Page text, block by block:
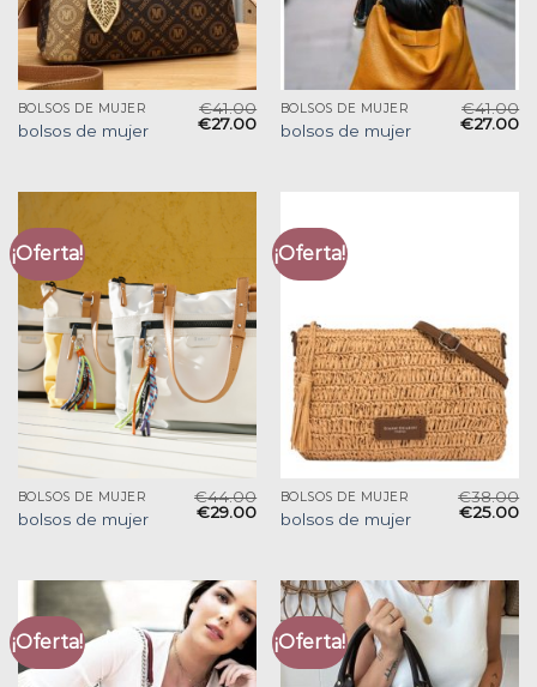
BOLSOS DE MUJER
bolsos de mujer
€41.00
€27.00
BOLSOS DE MUJER
bolsos de mujer
€41.00
€27.00
¡Oferta!
BOLSOS DE MUJER
bolsos de mujer
€44.00
€29.00
¡Oferta!
BOLSOS DE MUJER
bolsos de mujer
€38.00
€25.00
¡Oferta! ¡Oferta!